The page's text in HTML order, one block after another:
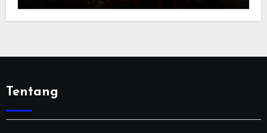
Tentang